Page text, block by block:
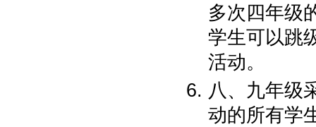
多次四年级
学生可以跳
活动。
八、九年级
动的所有学